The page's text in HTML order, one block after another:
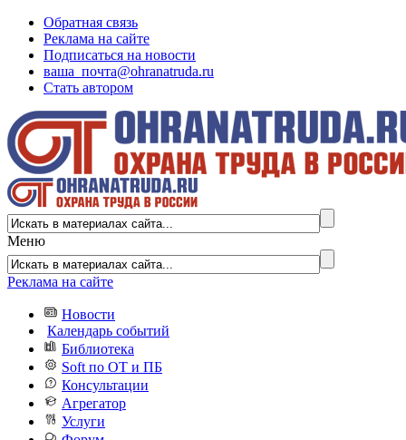
Обратная связь
Реклама на сайте
Подписаться на новости
ваша_почта@ohranatruda.ru
Стать автором
Меню
Реклама на сайте
Новости
Календарь событий
Библиотека
Soft по ОТ и ПБ
Консультации
Агрегатор
Услуги